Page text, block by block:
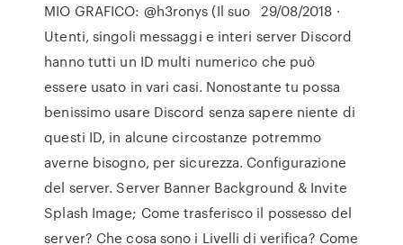
MIO GRAFICO: @h3ronys (Il suo 29/08/2018 ·
Utenti, singoli messaggi e interi server Discord
hanno tutti un ID multi numerico che può
essere usato in vari casi. Nonostante tu possa
benissimo usare Discord senza sapere niente di
questi ID, in alcune circostanze potremmo
averne bisogno, per sicurezza. Configurazione
del server. Server Banner Background & Invite
Splash Image; Come trasferisco il possesso del
server? Che cosa sono i Livelli di verifica? Come